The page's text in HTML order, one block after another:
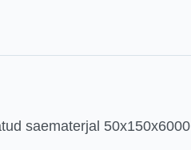
saematerjal 50x150x6000